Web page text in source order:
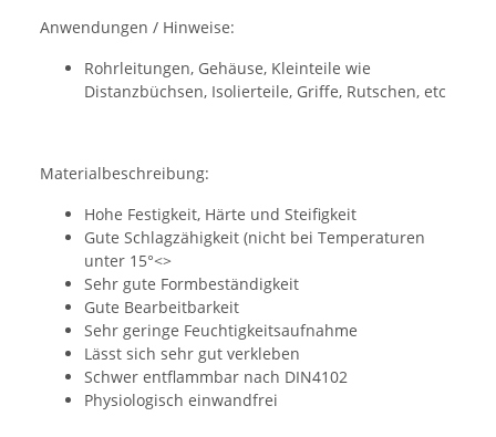
Anwendungen / Hinweise:
Rohrleitungen, Gehäuse, Kleinteile wie
Distanzbüchsen, Isolierteile, Griffe, Rutschen, etc
Materialbeschreibung:
Hohe Festigkeit, Härte und Steifigkeit
Gute Schlagzähigkeit (nicht bei Temperaturen
unter 15°<>
Sehr gute Formbeständigkeit
Gute Bearbeitbarkeit
Sehr geringe Feuchtigkeitsaufnahme
Lässt sich sehr gut verkleben
Schwer entflammbar nach DIN4102
Physiologisch einwandfrei